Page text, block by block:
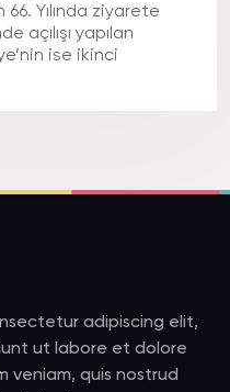
Yılında ziyarete
açılışı yapılan
ise ikinci
adipiscing elit,
ut labore et dolore
veniam, quis nostrud